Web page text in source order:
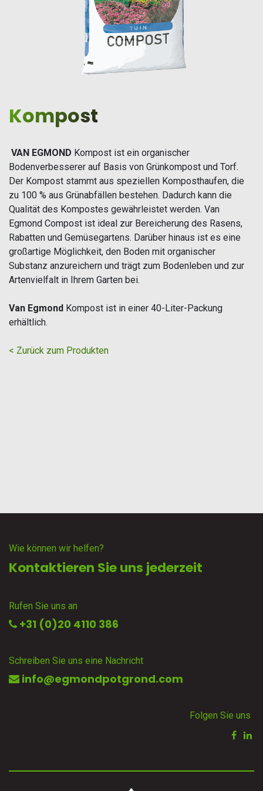
Kompost
​VAN EGMOND Kompost ist ein organischer
Bodenverbesserer auf Basis von Grünkompost und Torf.
Der Kompost stammt aus speziellen Komposthaufen, die
zu 100 % aus Grünabfällen bestehen. Dadurch kann die
Qualität des Kompostes gewährleistet werden. Van
Egmond Compost ist ideal zur Bereicherung des Rasens,
Rabatten und Gemüsegartens. Darüber hinaus ist es eine
großartige Möglichkeit, den Boden mit organischer
Substanz anzureichern und trägt zum Bodenleben und zur
Artenvielfalt in Ihrem Garten bei.
Van Egmond Kompost ist in einer 40-Liter-Packung
erhältlich.
< Zurück zum Produkten
Wie können wir helfen?
Kontaktieren Sie uns jederzeit
Rufen Sie uns an
+31 (0)20 4110 386
Schreiben Sie uns eine Nachricht
info@egmondpotgrond.com
Folgen Sie uns